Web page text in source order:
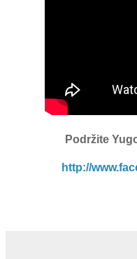
Podržite
http://